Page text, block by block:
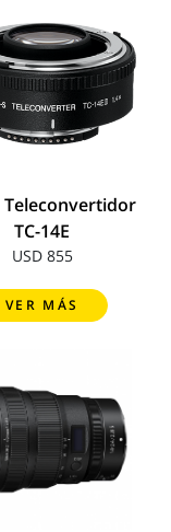
Teleconvertidor
TC-14E
USD 855
VER MÁS